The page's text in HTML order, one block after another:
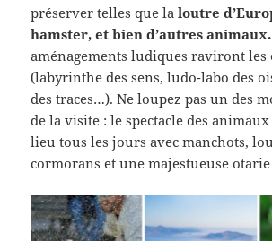
préserver telles que la loutre
hamster, et bien d’autres
aménagements ludiques raviront les
(labyrinthe des sens, ludo-labo des
des traces…). Ne loupez pas un des
de la visite : le spectacle des
lieu tous les jours avec manchots,
cormorans et une majestueuse